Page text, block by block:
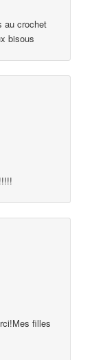
au crochet
bisous
filles